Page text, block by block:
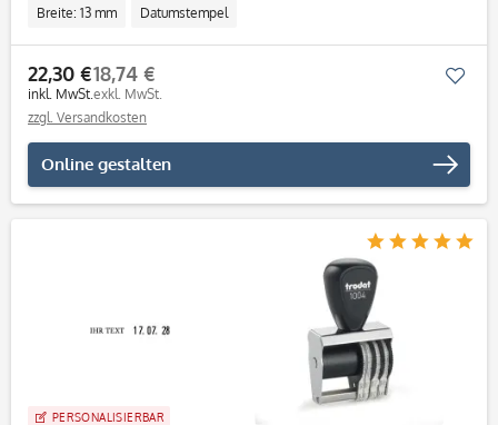
Breite: 13 mm Datumstempel
22,30 €
inkl. MwSt.
18,74 €
exkl. MwSt.
zzgl. Versandkosten
Online gestalten
PERSONALISIERBAR